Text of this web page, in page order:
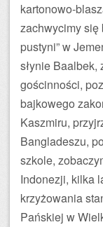
kartonowo-
zachwycimy się
pustyni” w
słynie
gościnności,
bajkowego
Kaszmiru,
Bangladeszu,
szkole,
Indonezji, kilka
krzyżowania
Pańskiej w